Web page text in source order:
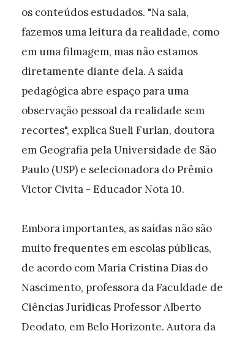
os conteúdos estudados. "Na sala,
fazemos uma leitura da realidade, como
em uma filmagem, mas não estamos
diretamente diante dela. A saída
pedagógica abre espaço para uma
observação pessoal da realidade sem
recortes", explica Sueli Furlan, doutora
em Geografia pela Universidade de São
Paulo (USP) e selecionadora do Prêmio
Victor Civita - Educador Nota 10.
Embora importantes, as saídas não são
muito frequentes em escolas públicas,
de acordo com Maria Cristina Dias do
Nascimento, professora da Faculdade de
Ciências Jurídicas Professor Alberto
Deodato, em Belo Horizonte. Autora da